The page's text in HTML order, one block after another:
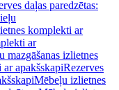
daļas paredzētas:
komplekti ar
ar
mazgāšanas izlietnes
apakšskapiRezerves
Mēbeļu izlietnes